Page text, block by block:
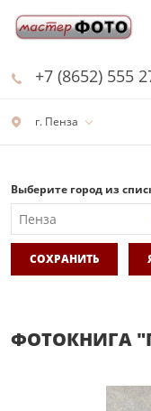
г. Пенза
+7 (8652) 555
Выберите город из
СОХРАНИТЬ
ФОТОКНИГА